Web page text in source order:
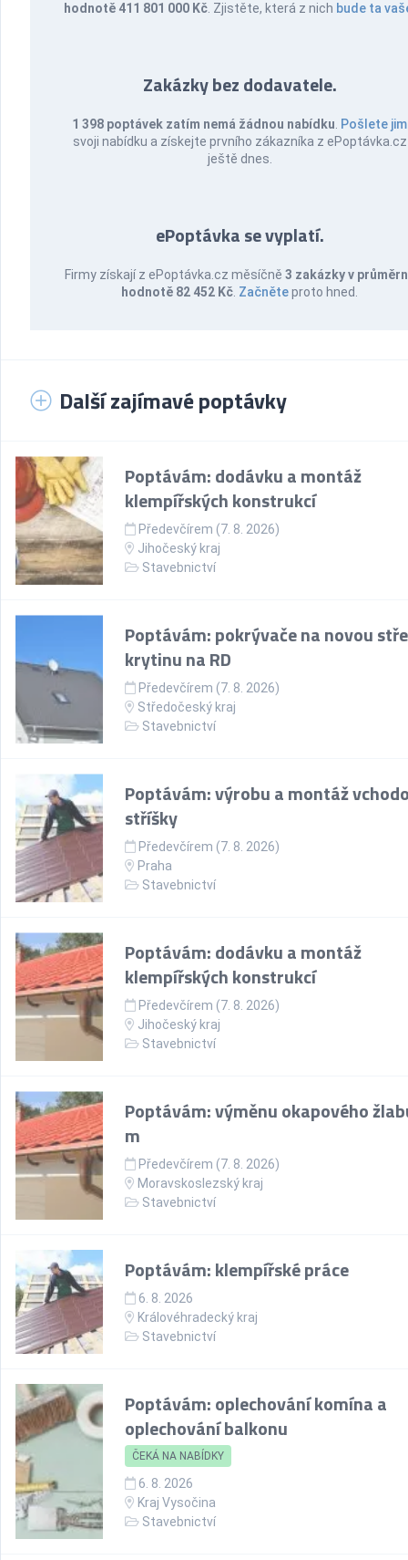
hodnotě 411 801 000 Kč . Zjistěte, která z nich bude ta
Zakázky bez dodavatele.
1 398 poptávek zatím nemá žádnou nabídku Pošlete jim
svoji nabídku a získejte prvního zákazníka z ePoptávka.cz
ještě dnes.
ePoptávka se vyplatí.
Firmy získají z ePoptávka.cz měsíčně 3 zakázky v
hodnotě 82 452 Kč Začněteproto hned.
Další zajímavé poptávky
Poptávám: dodávku a montáž
klempířských konstrukcí
Předevčírem (7. 8. 2026)
Jihočeský kraj
Stavebnictví
Poptávám: pokrývače na novou
krytinu na RD
Předevčírem (7. 8. 2026)
Středočeský kraj
Stavebnictví
Poptávám: výrobu a montáž
stříšky
Předevčírem (7. 8. 2026)
Praha
Stavebnictví
Poptávám: dodávku a montáž
klempířských konstrukcí
Předevčírem (7. 8. 2026)
Jihočeský kraj
Stavebnictví
Poptávám: výměnu okapového
m
Předevčírem (7. 8. 2026)
Moravskoslezský kraj
Stavebnictví
Poptávám: klempířské práce
6. 8. 2026
Královéhradecký kraj
Stavebnictví
Poptávám: oplechování komína a
oplechování balkonu
ČEKÁ NA NABÍDKY
6. 8. 2026
Kraj Vysočina
Stavebnictví